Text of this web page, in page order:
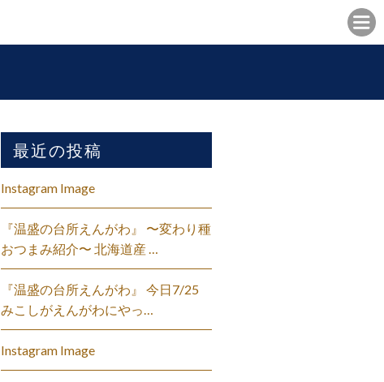
最近の投稿
Instagram Image
『温盛の台所えんがわ』 〜変わり種
おつまみ紹介〜 北海道産 …
『温盛の台所えんがわ』 今日7/25
みこしがえんがわにやっ…
Instagram Image